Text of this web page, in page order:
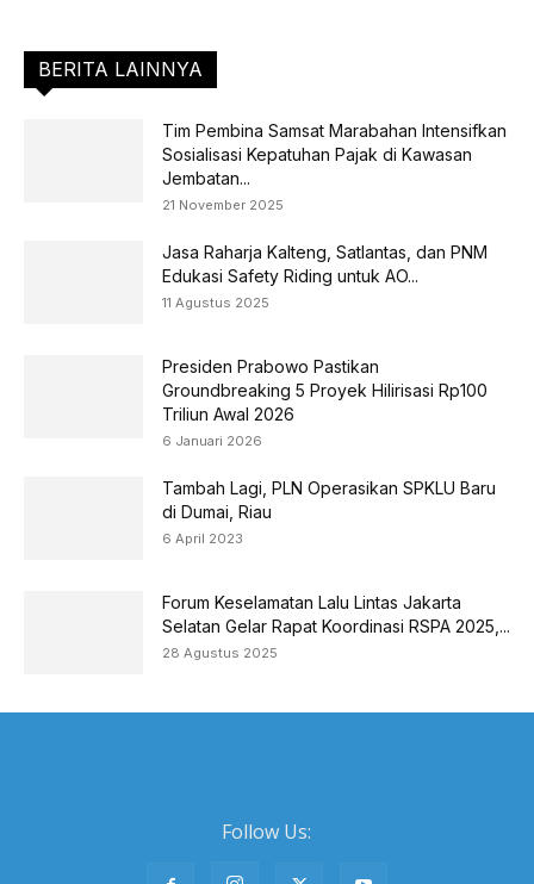
BERITA LAINNYA
Tim Pembina Samsat Marabahan Intensifkan
Sosialisasi Kepatuhan Pajak di Kawasan
Jembatan...
21 November 2025
Jasa Raharja Kalteng, Satlantas, dan PNM
Edukasi Safety Riding untuk AO...
11 Agustus 2025
Presiden Prabowo Pastikan
Groundbreaking 5 Proyek Hilirisasi Rp100
Triliun Awal 2026
6 Januari 2026
Tambah Lagi, PLN Operasikan SPKLU Baru
di Dumai, Riau
6 April 2023
Forum Keselamatan Lalu Lintas Jakarta
Selatan Gelar Rapat Koordinasi RSPA 2025,...
28 Agustus 2025
Follow Us: